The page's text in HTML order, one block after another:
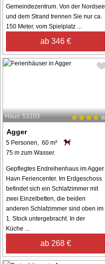
Gemeindezentrum. Von der Nordsee
und dem Strand trennen Sie nur ca.
150 Meter, vom Spielplatz ...
ab 346 €
Haus: 53103
Agger
5 Personen, 60 m²
75 m zum Wasser.
Gepflegtes Endreihenhaus im Agger
Havn Feriencenter. Im Erdgeschoss
befindet sich ein Schlafzimmer mit
zwei Einzelbetten, die beiden
anderen Schlafzimmer sind oben im
1. Stock untergebracht. In der
Küche ...
ab 268 €